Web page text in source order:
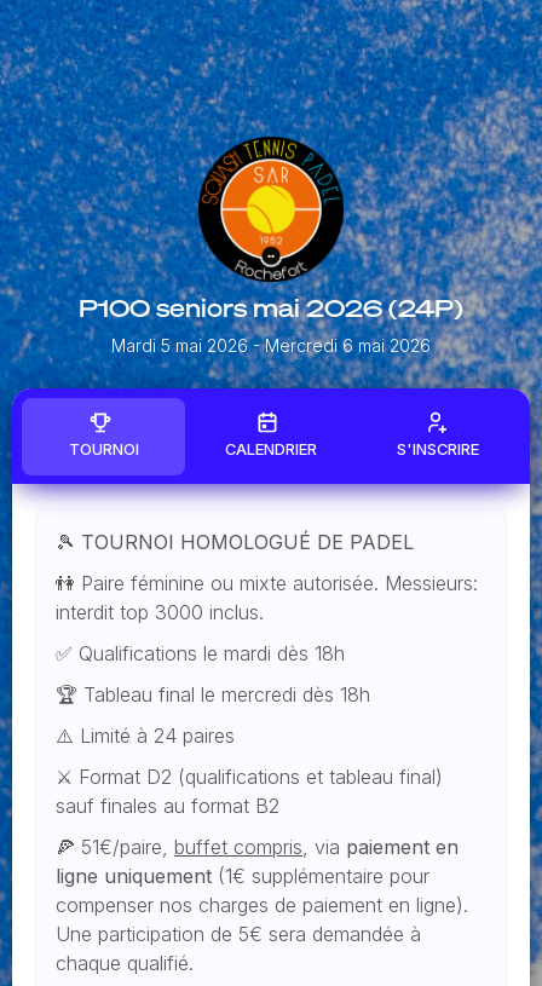
P100 seniors mai 2026 (24P)
Mardi 5 mai 2026- Mercredi 6 mai 2026
TOURNOI CALENDRIER S'INSCRIRE
🎾 TOURNOI HOMOLOGUÉ DE PADEL
👫 Paire féminine ou mixte autorisée. Messieurs:
interdit top 3000 inclus.
✅ Qualifications le mardi dès 18h
🏆 Tableau final le mercredi dès 18h
⚠️ Limité à 24 paires
⚔️ Format D2 (qualifications et tableau final)
sauf finales au format B2
🍕 51€/paire, buffet compris , via paiement en
ligne uniquement (1€ supplémentaire pour
compenser nos charges de paiement en ligne).
Une participation de 5€ sera demandée à
chaque qualifié.